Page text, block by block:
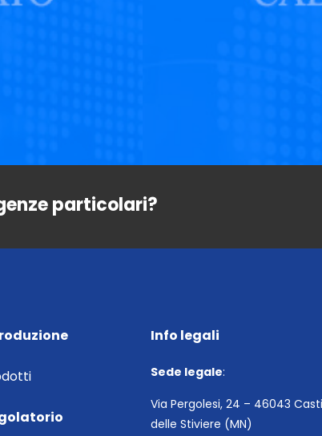
particolari?
Info legali
Sede legale:
Via Pergolesi, 24 – 46043
delle Stiviere (MN)